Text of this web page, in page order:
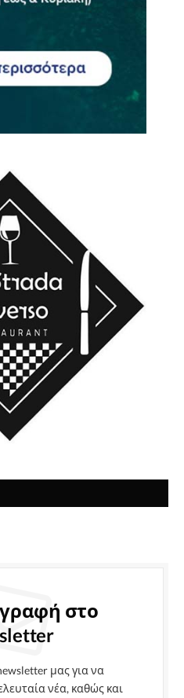
στο
μας για να
νέα, καθώς και